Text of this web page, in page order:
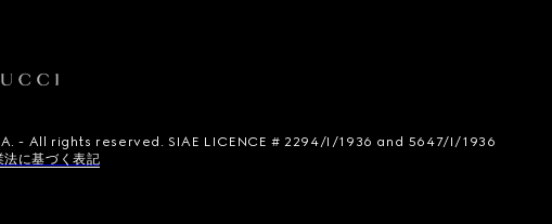
- All rights reserved. SIAE LICENCE # 2294/I/1936 and 5647/I/1936
に基づく表記